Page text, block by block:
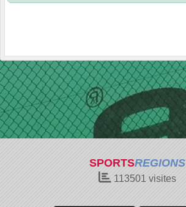
SPORTSREGIONS
113501 visites